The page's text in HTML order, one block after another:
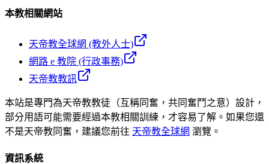
本教相關網站
天帝教全球網 (教外人士)
網路 e 教院 (行政事務)
天帝教教訊
本站是專門為天帝教教徒（互稱同奮，共同奮鬥之意）設計，
部分用語可能需要經過本教相關訓練，才容易了解。如果您還
不是天帝教同奮，建議您前往 天帝教全球網 瀏覽。
資訊系統